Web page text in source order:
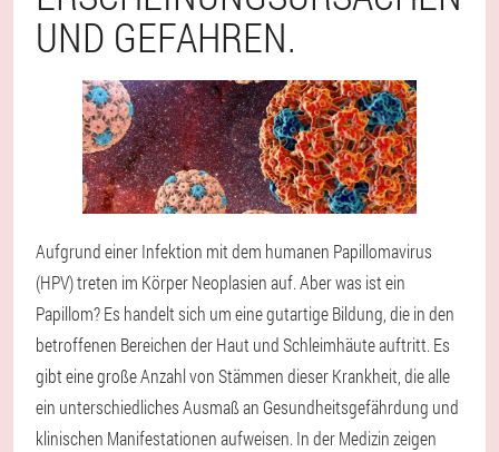
UND GEFAHREN.
Aufgrund einer Infektion mit dem humanen Papillomavirus
(HPV) treten im Körper Neoplasien auf. Aber was ist ein
Papillom? Es handelt sich um eine gutartige Bildung, die in den
betroffenen Bereichen der Haut und Schleimhäute auftritt. Es
gibt eine große Anzahl von Stämmen dieser Krankheit, die alle
ein unterschiedliches Ausmaß an Gesundheitsgefährdung und
klinischen Manifestationen aufweisen. In der Medizin zeigen